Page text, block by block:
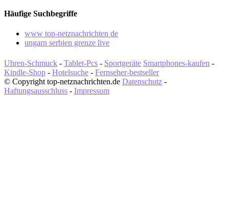
Häufige Suchbegriffe
www top-netznachrichten de
ungarn serbien grenze live
Uhren-Schmuck - Tablet-Pcs - Sportgeräte Smartphones-kaufen -
Kindle-Shop - Hotelsuche - Fernseher-bestseller
© Copyright top-netznachrichten.de Datenschutz -
Haftungsausschluss - Impressum